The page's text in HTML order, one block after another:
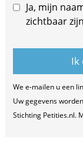
Ja, mijn
zichtbaar
We e-mailen u een
Uw gegevens
Stichting Petities.nl.